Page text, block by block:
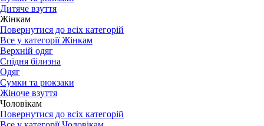
Дитяче взуття
Жінкам
Повернутися до всіх категорій
Все у категорії Жінкам
Верхній одяг
Спідня білизна
Одяг
Сумки та рюкзаки
Жіноче взуття
Чоловікам
Повернутися до всіх категорій